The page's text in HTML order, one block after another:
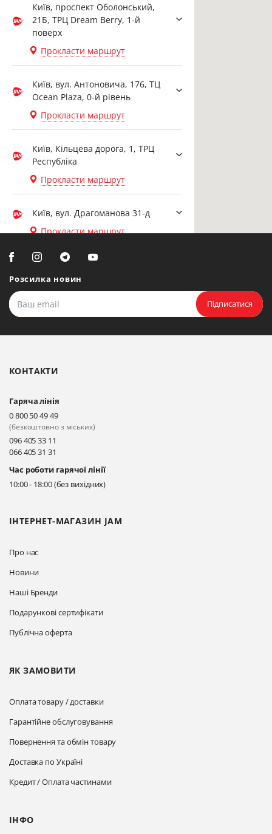
Київ, проспект Оболонський,
21Б, ТРЦ Dream Berry, 1-й
поверх
Прокласти маршрут
Київ, вул. Антоновича, 176, ТЦ
Ocean Plaza, 0-й рівень
Прокласти маршрут
Київ, Кільцева дорога, 1, ТРЦ
Республіка
Прокласти маршрут
Київ, вул. Драгоманова 31-д
Прокласти маршрут
Біла Церква, вул. Ярослава
Мудрого, 20, офіс 108
Прокласти маршрут
Київ, вул. Драгоманова 31-д
Прокласти маршрут
Київ, вул. Драгоманова 31-д
Прокласти маршрут
Розсилка новин
Підписатися
ІНТЕРНЕТ-МАГАЗИН JAM
Про нас
Новини
Наші Бренди
Подарункові сертифікати
Публічна оферта
ЯК ЗАМОВИТИ
Оплата товару / доставки
Гарантійне обслуговування
Повернення та обмін товару
Доставка по Україні
Кредит / Оплата частинами
ІНФО
КОНТАКТИ
Гаряча лінія
0 800 50 49 49
(безкоштовно з міських)
096 405 33 11
066 405 31 31
Час роботи гарячої лінії
10:00 - 18:00 (без вихідних)